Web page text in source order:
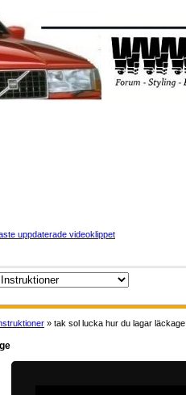
uppdaterade videoklippet
» tak sol lucka hur du lagar läckage